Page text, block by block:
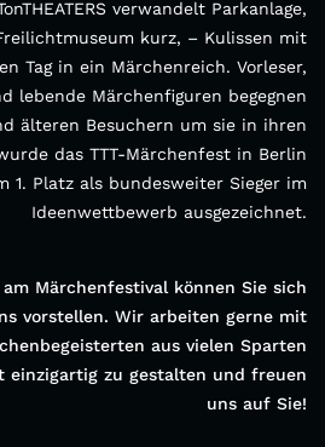
verwandelt Parkanlage,
kurz, – Kulissen mit
Tag in ein Märchenreich. Vorleser,
lebende Märchenfiguren begegnen
älteren Besuchern um sie in ihren
das TTT-Märchenfest in Berlin
1. Platz als bundesweiter Sieger im
Ideenwettbewerb ausgezeichnet.
Märchenfestival können Sie sich
vorstellen. Wir arbeiten gerne mit
aus vielen Sparten
einzigartig zu gestalten und freuen
uns auf Sie!